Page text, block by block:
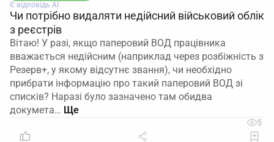
Є відповідь АІ
Чи потрібно видаляти недійсний військовий облік
з реєстрів
Вітаю! У разі, якщо паперовий ВОД працівника
вважається недійсним (наприклад через розбіжність з
Резерв+, у якому відсутнє звання), чи необхідно
прибрати інформацію про такий паперовий ВОД зі
списків? Наразі було зазначено там обидва
докумета…
5